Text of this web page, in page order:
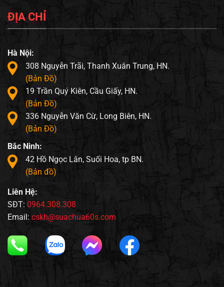
ĐỊA CHỈ
Hà Nội:
308 Nguyễn Trãi, Thanh Xuân Trung, HN.
(Bản Đồ)
19 Trần Quý Kiên, Cầu Giấy, HN.
(Bản Đồ)
336 Nguyễn Văn Cừ, Long Biên, HN.
(Bản Đồ)
Bắc Ninh:
42 Hồ Ngọc Lân, Suối Hoa, tp BN.
(Bản đồ)
Liên Hệ:
SĐT: 0964.308.308
Email: cskh@suachua60s.com